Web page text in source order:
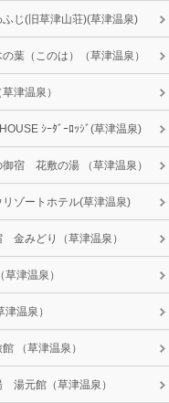
ふじ(旧草津山荘)(草津温泉)
葉（このは）（草津温泉）
津温泉）
ｼｰﾀﾞｰﾛｯｼﾞ(草津温泉)
御宿 花敷の湯 （草津温泉）
リゾートホテル(草津温泉)
金みどり（草津温泉）
草津温泉）
温泉）
（草津温泉）
湯元館（草津温泉）